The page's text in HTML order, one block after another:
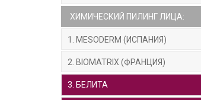
ХИМИЧЕСКИЙ ПИЛИНГ ЛИЦА:
1. MESODERM (ИСПАНИЯ)
2. BIOMATRIX (ФРАНЦИЯ)
3. БЕЛИТА